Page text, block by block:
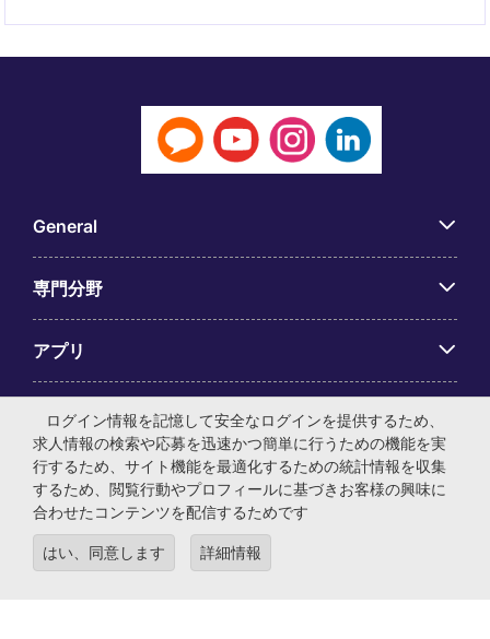
General
専門分野
アプリ
Employer Centre
© マイケル・ペイジ・インターナショナル・ジャパン株式会
社 法人番号：0104-01-043253 本社所在地：〒105-0001 東
ログイン情報を記憶して安全なログインを提供するため、
求人情報の検索や応募を迅速かつ簡単に行うための機能を実
行するため、サイト機能を最適化するための統計情報を収集
するため、閲覧行動やプロフィールに基づきお客様の興味に
合わせたコンテンツを配信するためです
はい、同意します 詳細情報